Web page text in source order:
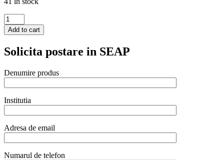
Tigaie
clatite
320x20
Titanium
quantity
Add to cart
Solicita postare in SEAP
Denumire produs
Institutia
Adresa de email
Numarul de telefon